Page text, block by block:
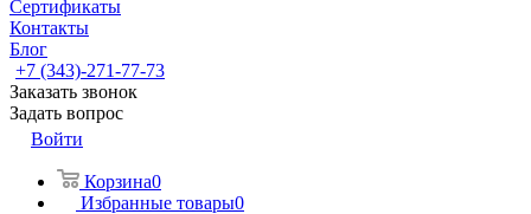
Сертификаты
Контакты
Блог
+7 (343)-271-77-73
Заказать звонок
Задать вопрос
Войти
Корзина0
Избранные товары0